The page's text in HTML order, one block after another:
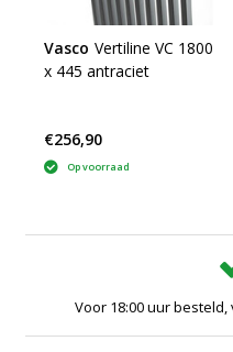
Vasco Vertiline VC 1800
x 445 antraciet
€256,90
Op voorraad
Voor 18:00 uur